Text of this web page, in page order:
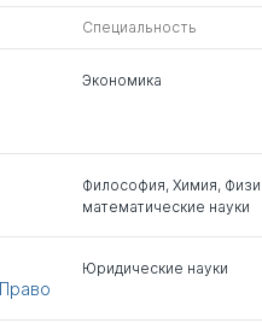
0
0
д.ю.н.
Специальность
Экономика
Философия,Химия,
математические науки
Юридические науки